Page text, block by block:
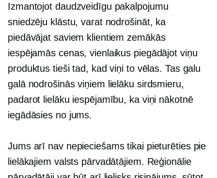
Izmantojot daudzveidīgu pakalpojumu
sniedzēju klāstu, varat nodrošināt, ka
piedāvājat saviem klientiem zemākās
iespējamās cenas, vienlaikus piegādājot viņu
produktus tieši tad, kad viņi to vēlas. Tas galu
galā nodrošinās viņiem lielāku sirdsmieru,
padarot lielāku iespējamību, ka viņi nākotnē
iegādāsies no jums.
Jums arī nav nepieciešams tikai pieturēties pie
lielākajiem valsts pārvadātājiem. Reģionālie